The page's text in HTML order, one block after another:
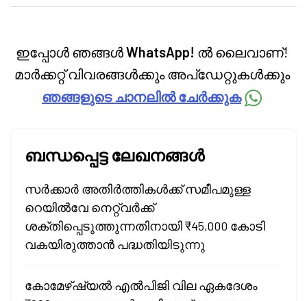
categories.
ഇപ്പോൾ ഞങ്ങൾWhatsApp! ൽ ലൈവാണ്!
മാർക്കറ്റ് വിവരങ്ങൾക്കും അപ്‌ഡേറ്റുകൾക്കും
ഞങ്ങളുടെ ചാനലിൽ ചേർക്കുക
ബന്ധപ്പെട്ട ലേഖനങ്ങൾ
സർക്കാർ അതിർത്തികൾക്ക് സമീപമുള്ള
റെയിൽവേ നെറ്റ്‌വർക്ക്
ശക്തിപ്പെടുത്തുന്നതിനായി ₹45,000 കോടി
വകയിരുത്താൻ പദ്ധതിയിടുന്നു
കോമേഴ്ഷ്യൽ എൽപിജി വില ഏകദേശം